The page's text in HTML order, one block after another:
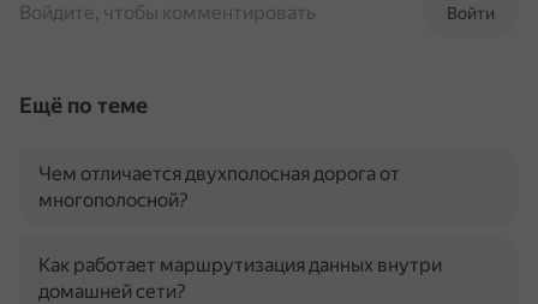
Войти
Войдите, чтобы комментировать
Ещё по теме
Чем отличается двухполосная дорога от
многополосной?
Как работает маршрутизация данных внутри
домашней сети?